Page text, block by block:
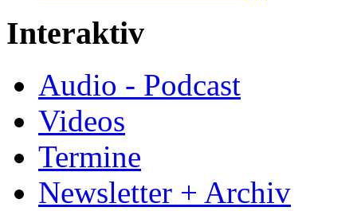
Interaktiv
Audio - Podcast
Videos
Termine
Newsletter + Archiv